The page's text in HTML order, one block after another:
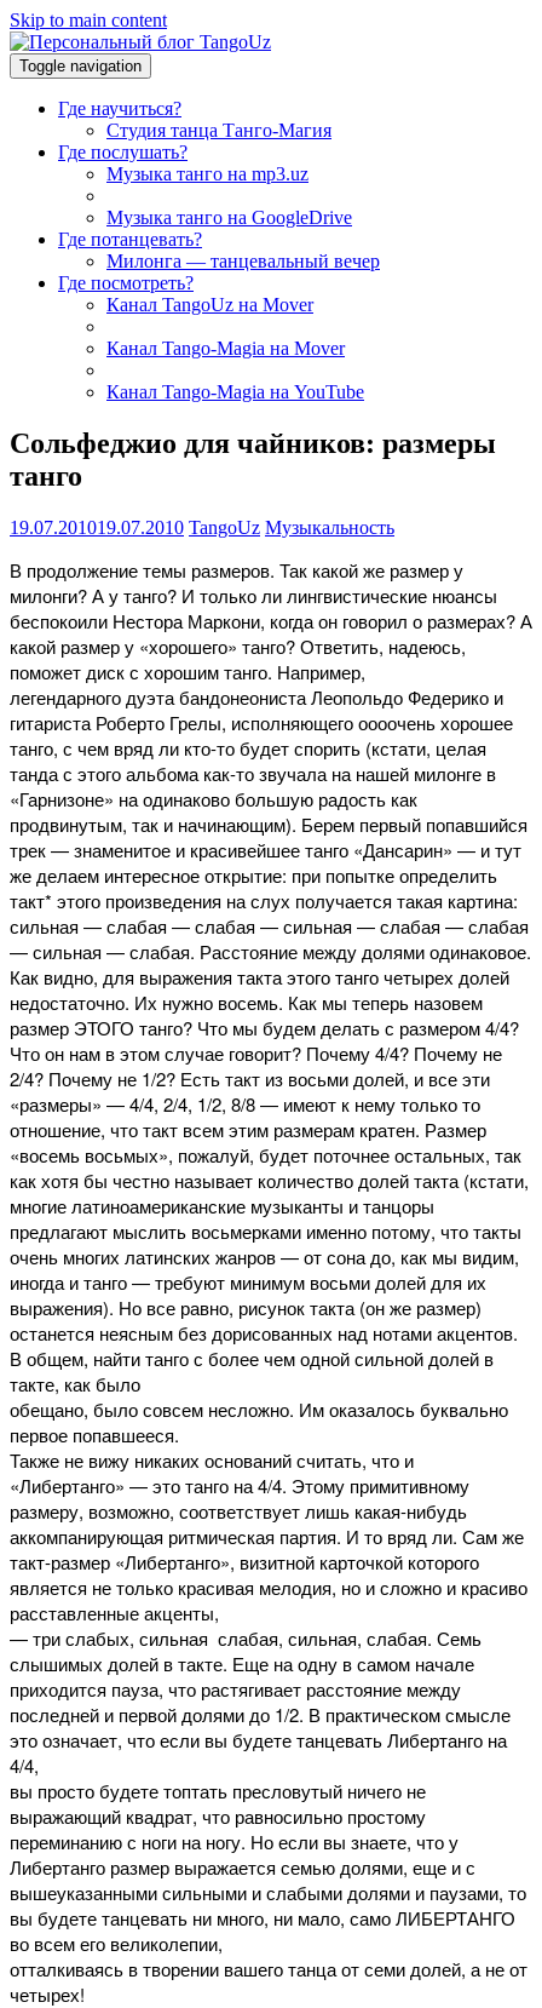
Skip to main content
Toggle navigation
Где научиться?
Студия танца Танго-Магия
Где послушать?
Музыка танго на mp3.uz
Музыка танго на GoogleDrive
Где потанцевать?
Милонга — танцевальный вечер
Где посмотреть?
Канал TangoUz на Mover
Канал Tango-Magia на Mover
Канал Tango-Magia на YouTube
Сольфеджио для чайников: размеры
танго
19.07.201019.07.2010 TangoUz Музыкальность
В продолжение темы размеров. Так какой же размер у
милонги? А у танго? И только ли лингвистические нюансы
беспокоили Нестора Маркони, когда он говорил о размерах? А
какой размер у «хорошего» танго? Ответить, надеюсь,
поможет диск с хорошим танго. Например,
легендарного дуэта бандонеониста Леопольдо Федерико и
гитариста Роберто Грелы, исполняющего оооочень хорошее
танго, с чем вряд ли кто-то будет спорить (кстати, целая
танда с этого альбома как-то звучала на нашей милонге в
«Гарнизоне» на одинаково большую радость как
продвинутым, так и начинающим). Берем первый попавшийся
трек — знаменитое и красивейшее танго «Дансарин» — и тут
же делаем интересное открытие: при попытке определить
такт* этого произведения на слух получается такая картина:
сильная — слабая — слабая — сильная — слабая — слабая
— сильная — слабая. Расстояние между долями одинаковое.
Как видно, для выражения такта этого танго четырех долей
недостаточно. Их нужно восемь. Как мы теперь назовем
размер ЭТОГО танго? Что мы будем делать с размером 4/4?
Что он нам в этом случае говорит? Почему 4/4? Почему не
2/4? Почему не 1/2? Есть такт из восьми долей, и все эти
«размеры» — 4/4, 2/4, 1/2, 8/8 — имеют к нему только то
отношение, что такт всем этим размерам кратен. Размер
«восемь восьмых», пожалуй, будет поточнее остальных, так
как хотя бы честно называет количество долей такта (кстати,
многие латиноамериканские музыканты и танцоры
предлагают мыслить восьмерками именно потому, что такты
очень многих латинских жанров — от сона до, как мы видим,
иногда и танго — требуют минимум восьми долей для их
выражения). Но все равно, рисунок такта (он же размер)
останется неясным без дорисованных над нотами акцентов.
В общем, найти танго с более чем одной сильной долей в
такте, как было
обещано, было совсем несложно. Им оказалось буквально
первое попавшееся.
Также не вижу никаких оснований считать, что и
«Либертанго» — это танго на 4/4. Этому примитивному
размеру, возможно, соответствует лишь какая-нибудь
аккомпанирующая ритмическая партия. И то вряд ли. Сам же
такт-размер «Либертанго», визитной карточкой которого
является не только красивая мелодия, но и сложно и красиво
расставленные акценты,
— три слабых, сильная слабая, сильная, слабая. Семь
слышимых долей в такте. Еще на одну в самом начале
приходится пауза, что растягивает расстояние между
последней и первой долями до 1/2. В практическом смысле
это означает, что если вы будете танцевать Либертанго на
4/4,
вы просто будете топтать пресловутый ничего не
выражающий квадрат, что равносильно простому
переминанию с ноги на ногу. Но если вы знаете, что у
Либертанго размер выражается семью долями, еще и с
вышеуказанными сильными и слабыми долями и паузами, то
вы будете танцевать ни много, ни мало, само ЛИБЕРТАНГО
во всем его великолепии,
отталкиваясь в творении вашего танца от семи долей, а не от
четырех!